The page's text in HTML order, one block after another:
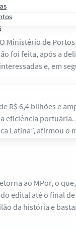
Ministério de
foi feita, após a
e, em
R$ 6,4 bilhões e
eficiência
Latina”, afirmou
ao MPor, o
edital até o final
da história e